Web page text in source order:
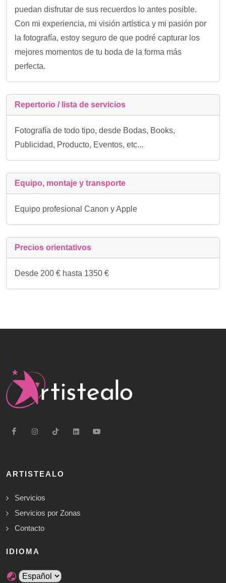
puedan disfrutar de sus recuerdos lo antes posible.
Con mi experiencia, mi visión artística y mi pasión por
la fotografía, estoy seguro de que podré capturar los
mejores momentos de tu boda de la forma más
perfecta.
Repertorio / lista de servicios
Fotografía de todo tipo, desde Bodas, Books,
Publicidad, Producto, Eventos, etc...
Equipo, montaje y transporte
Equipo profesional Canon y Apple
Precios orientativos
Desde 200 € hasta 1350 €
ARTISTEALO
Servicios
Servicios por Zonas
Contacto
IDIOMA